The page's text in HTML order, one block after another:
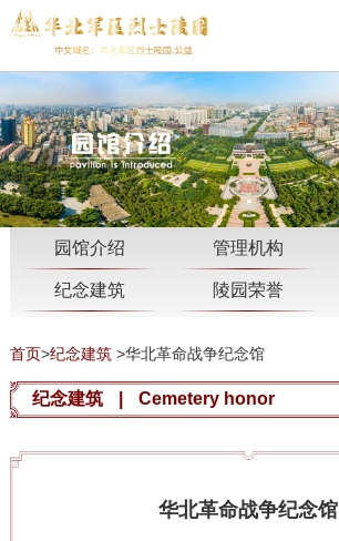
园馆介绍 管理机构
纪念建筑 陵园荣誉
首页>纪念建筑>华北革命战争纪念馆
纪念建筑 Cemetery honor
华北革命战争纪念馆